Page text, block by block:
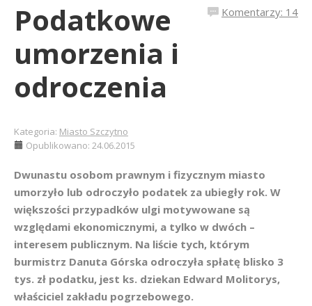
Komentarzy: 14
Podatkowe
umorzenia i
odroczenia
Kategoria: Miasto Szczytno
Opublikowano: 24.06.2015
Dwunastu osobom prawnym i fizycznym miasto
umorzyło lub odroczyło podatek za ubiegły rok. W
większości przypadków ulgi motywowane są
względami ekonomicznymi, a tylko w dwóch –
interesem publicznym. Na liście tych, którym
burmistrz Danuta Górska odroczyła spłatę blisko 3
tys. zł podatku, jest ks. dziekan Edward Molitorys,
właściciel zakładu pogrzebowego.